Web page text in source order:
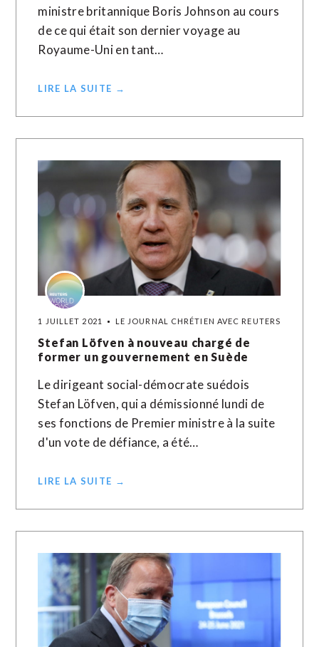
ministre britannique Boris Johnson au cours
de ce qui était son dernier voyage au
Royaume-Uni en tant…
LIRE LA SUITE →
1 JUILLET 2021 LE JOURNAL CHRÉTIEN AVEC REUTERS
Stefan Löfven à nouveau chargé de
former un gouvernement en Suède
Le dirigeant social-démocrate suédois
Stefan Löfven, qui a démissionné lundi de
ses fonctions de Premier ministre à la suite
d'un vote de défiance, a été…
LIRE LA SUITE →